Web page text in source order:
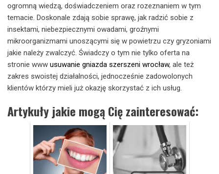
ogromną wiedzą, doświadczeniem oraz rozeznaniem w tym
temacie. Doskonale zdają sobie sprawę, jak radzić sobie z
insektami, niebezpiecznymi owadami, groźnymi
mikroorganizmami unoszącymi się w powietrzu czy gryzoniami
jakie należy zwalczyć. Świadczy o tym nie tylko oferta na
stronie www usuwanie gniazda szerszeni wrocław, ale też
zakres swoistej działalności, jednocześnie zadowolonych
klientów którzy mieli już okazję skorzystać z ich usług.
Artykuły jakie mogą Cię zainteresować: